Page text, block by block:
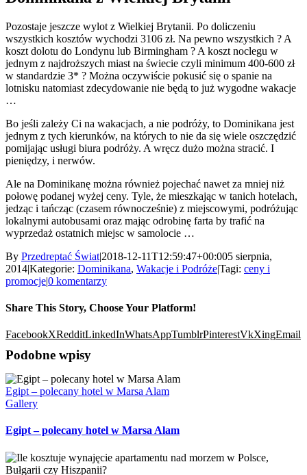
Pozostaje jeszcze wylot z Wielkiej Brytanii. Po doliczeniu
wszystkich kosztów wychodzi 3106 zł. Na pewno wszystkich ? A
koszt dolotu do Londynu lub Birmingham ? A koszt noclegu w
jednym z najdroższych miast na świecie czyli minimum 400-600 zł
w standardzie 3* ? Można oczywiście pokusić się o spanie na
lotnisku natomiast zdecydowanie nie będą to już wygodne wakacje
…
Bo jeśli zależy Ci na wakacjach, a nie podróży, to Dominikana jest
jednym z tych kierunków, na których to nie da się wiele oszczędzić
pomijając usługi biura podróży. A wręcz dużo można stracić. I
pieniędzy, i nerwów.
Ale na Dominikanę można również pojechać nawet za mniej niż
połowę podanej wyżej ceny. Tyle, że mieszkając w tanich hotelach,
jedząc i tańcząc (czasem równocześnie) z miejscowymi, podróżując
lokalnymi autobusami oraz mając odrobinę farta by trafić na
wyprzedaż ostatnich miejsc w samolocie …
By Przedreptać Świat|2018-12-11T12:59:47+00:005 sierpnia,
2014|Kategorie: Dominikana, Wakacje i Podróże|Tagi: ceny i
promocje|0 komentarzy
Share This Story, Choose Your Platform!
FacebookXRedditLinkedInWhatsAppTumblrPinterestVkXingEmail
Podobne wpisy
Egipt – polecany hotel w Marsa Alam
Gallery
Egipt – polecany hotel w Marsa Alam